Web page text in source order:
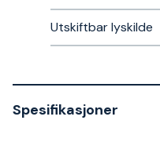
Utskiftbar lyskilde
Spesifikasjoner